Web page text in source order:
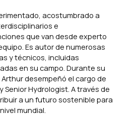
acostumbrado a
e
que van desde experto
Es autor de numerosas
y técnicos, incluidas
en su campo. Durante su
desempeñó el cargo de
Senior Hydrologist. A través de
a un futuro sostenible para
mundial.